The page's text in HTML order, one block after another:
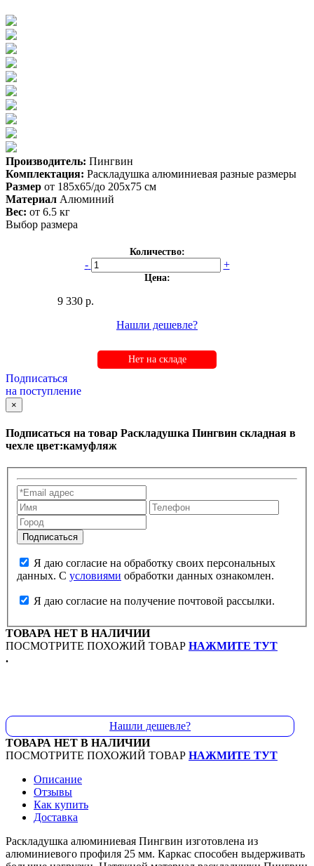
Производитель: Пингвин
Комплектация: Раскладушка алюминиевая разные размеры
Размер от 185х65/до 205х75 см
Материал Алюминий
Вес: от 6.5 кг
Выбор размера
Количество:
- +
Цена:
9 330 р.
Нашли дешевле?
Нет на складе
Подписаться
на поступление
×
Подписаться на товар Раскладушка Пингвин складная в
чехле цвет:камуфляж
данных. С условиями обработки данных ознакомлен.
Я даю согласие на получение почтовой рассылки.
ТОВАРА НЕТ В НАЛИЧИИ
ПОСМОТРИТЕ ПОХОЖИЙ ТОВАР НАЖМИТЕ ТУТ
.
Нашли дешевле?
ТОВАРА НЕТ В НАЛИЧИИ
ПОСМОТРИТЕ ПОХОЖИЙ ТОВАР НАЖМИТЕ ТУТ
Описание
Отзывы
Как купить
Доставка
Раскладушка алюминиевая Пингвин изготовлена из
алюминиевого профиля 25 мм. Каркас способен выдерживать